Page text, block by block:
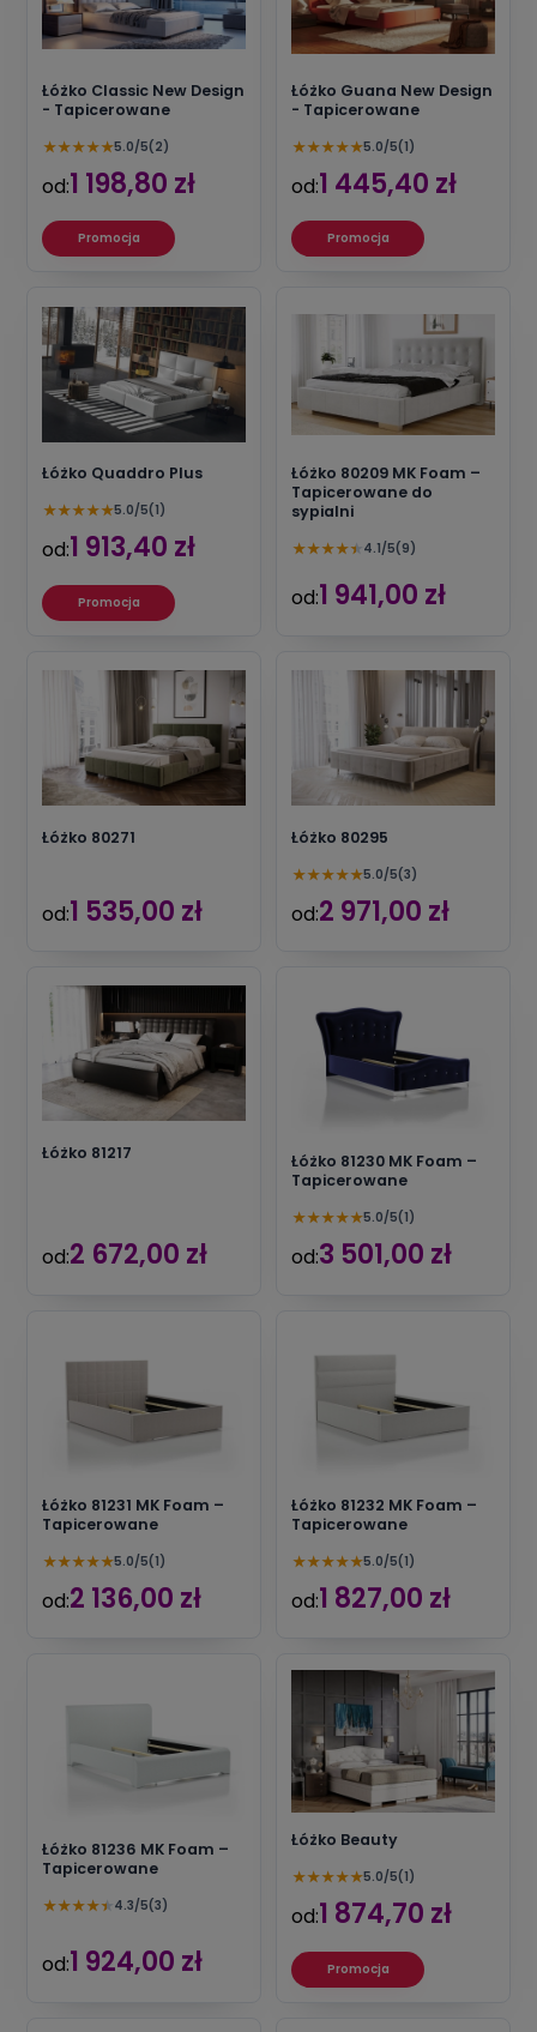
Łóżko Classic New Design
- Tapicerowane
★★★★★5.0/5(2)
od:1 198,80 zł
Promocja
Łóżko Guana New Design
- Tapicerowane
★★★★★5.0/5(1)
od:1 445,40 zł
Promocja
Łóżko Quaddro Plus
★★★★★5.0/5(1)
od:1 913,40 zł
Promocja
Łóżko 80209 MK Foam –
Tapicerowane do
sypialni
★★★★★ 4.1/5(9)
od:1 941,00 zł
Łóżko 80271
od:1 535,00 zł
Łóżko 80295
★★★★★5.0/5(3)
od:2 971,00 zł
Łóżko 81217
od:2 672,00 zł
Łóżko 81230 MK Foam –
Tapicerowane
★★★★★5.0/5(1)
od:3 501,00 zł
Łóżko 81231 MK Foam –
Tapicerowane
★★★★★5.0/5(1)
od:2 136,00 zł
Łóżko 81232 MK Foam –
Tapicerowane
★★★★★5.0/5(1)
od:1 827,00 zł
Łóżko 81236 MK Foam –
Tapicerowane
★★★★★ 4.3/5(3)
od:1 924,00 zł
Łóżko Beauty
★★★★★5.0/5(1)
od:1 874,70 zł
Promocja